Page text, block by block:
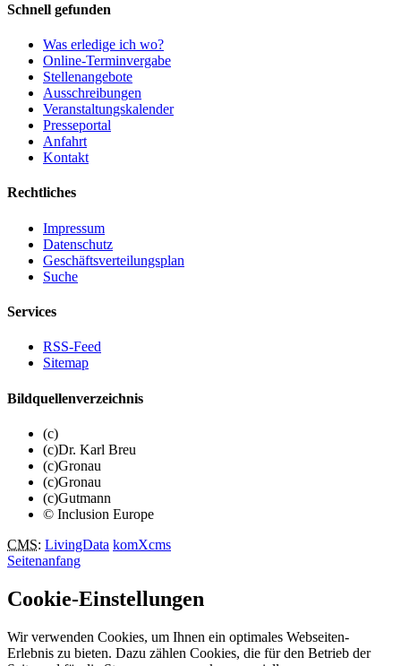
Schnell gefunden
Was erledige ich wo?
Online-Terminvergabe
Stellenangebote
Ausschreibungen
Veranstaltungskalender
Presseportal
Anfahrt
Kontakt
Rechtliches
Impressum
Datenschutz
Geschäftsverteilungsplan
Suche
Services
RSS-Feed
Sitemap
Bildquellenverzeichnis
(c)
(c)Dr. Karl Breu
(c)Gronau
(c)Gronau
(c)Gutmann
© Inclusion Europe
CMS: LivingData komXcms
Seitenanfang
Cookie-Einstellungen
Wir verwenden Cookies, um Ihnen ein optimales Webseiten-
Erlebnis zu bieten. Dazu zählen Cookies, die für den Betrieb der